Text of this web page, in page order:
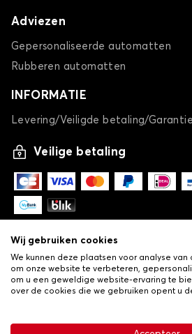
Adviezen
Gepersonaliseerde automatten
Rubberen automatten
INFORMATIE
Levering/Veiligde betaling/Garantie
Veilige betaling
Algemene verkoopvoorwaarden•
Wij gebruiken cookies
We kunnen deze plaatsen voor analyse
om onze website te verbeteren,
om u een geweldige website-ervaring te
over de cookies die we gebruiken opent u